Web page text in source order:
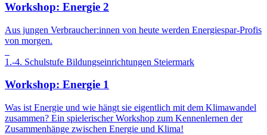
Workshop: Energie 2
Aus jungen Verbraucher:innen von heute werden Energiespar-Profis
von morgen.
1.-4. Schulstufe Bildungseinrichtungen Steiermark
Workshop: Energie 1
Was ist Energie und wie hängt sie eigentlich mit dem Klimawandel
zusammen? Ein spielerischer Workshop zum Kennenlernen der
Zusammenhänge zwischen Energie und Klima!